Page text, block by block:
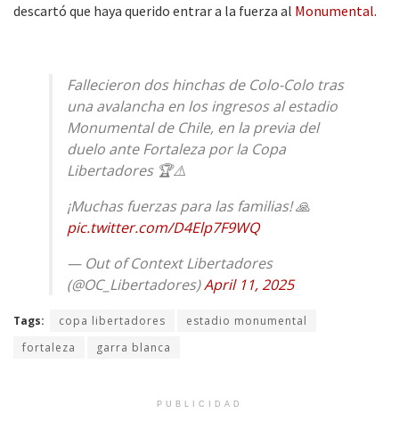
descartó que haya querido entrar a la fuerza al Monumental.
Fallecieron dos hinchas de Colo-Colo tras
una avalancha en los ingresos al estadio
Monumental de Chile, en la previa del
duelo ante Fortaleza por la Copa
Libertadores 🏆⚠️
¡Muchas fuerzas para las familias! 🙏
pic.twitter.com/D4Elp7F9WQ
— Out of Context Libertadores
(@OC_Libertadores)April 11, 2025
Tags: copa libertadores
estadio monumental
fortaleza
garra blanca
PUBLICIDAD